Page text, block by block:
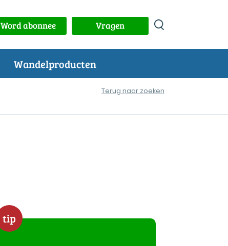
Word abonnee Vragen
Wandelproducten
Terug naar zoeken
tip